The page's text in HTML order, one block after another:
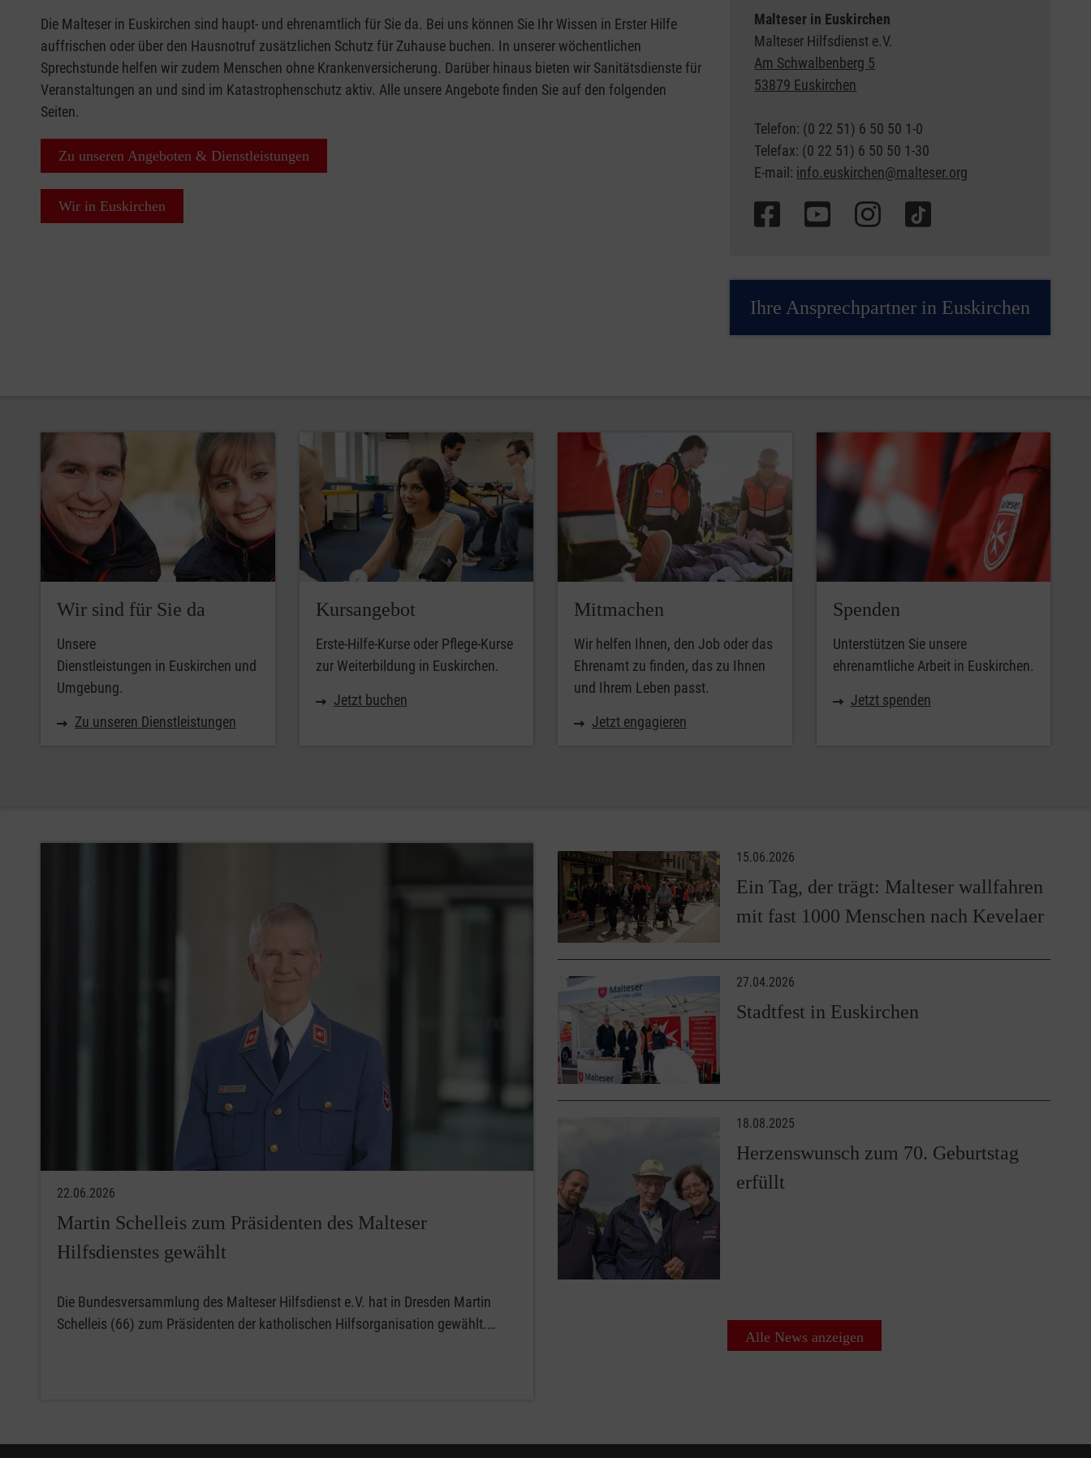
Die Malteser in Euskirchen sind haupt- und ehrenamtlich für Sie da. Bei uns können Sie Ihr Wissen in Erster Hilfe
auffrischen oder über den Hausnotruf zusätzlichen Schutz für Zuhause buchen. In unserer wöchentlichen
Sprechstunde helfen wir zudem Menschen ohne Krankenversicherung. Darüber hinaus bieten wir Sanitätsdienste für
Veranstaltungen an und sind im Katastrophenschutz aktiv. Alle unsere Angebote finden Sie auf den folgenden
Seiten.
Zu unseren Angeboten & Dienstleistungen
Wir in Euskirchen
Malteser in Euskirchen
Malteser Hilfsdienst e.V.
Am Schwalbenberg 5
53879 Euskirchen
Telefon: (0 22 51) 6 50 50 1-0
Telefax: (0 22 51) 6 50 50 1-30
E-mail: info.euskirchen@malteser.org
Ihre Ansprechpartner in Euskirchen
Wir sind für Sie da
Unsere
Dienstleistungen in Euskirchen und
Umgebung.
Zu unseren Dienstleistungen
Kursangebot
Erste-Hilfe-Kurse oder Pflege-Kurse
zur Weiterbildung in Euskirchen.
Jetzt buchen
Mitmachen
Wir helfen Ihnen, den Job oder das
Ehrenamt zu finden, das zu Ihnen
und Ihrem Leben passt.
Jetzt engagieren
Spenden
Unterstützen Sie unsere
ehrenamtliche Arbeit in Euskirchen.
Jetzt spenden
22.06.2026
Martin Schelleis zum Präsidenten des Malteser
Hilfsdienstes gewählt
Die Bundesversammlung des Malteser Hilfsdienst e.V. hat in Dresden Martin
Schelleis (66) zum Präsidenten der katholischen Hilfsorganisation gewählt.…
15.06.2026
Ein Tag, der trägt: Malteser wallfahren
mit fast 1000 Menschen nach Kevelaer
27.04.2026
Stadtfest in Euskirchen
18.08.2025
Herzenswunsch zum 70. Geburtstag
erfüllt
Alle News anzeigen